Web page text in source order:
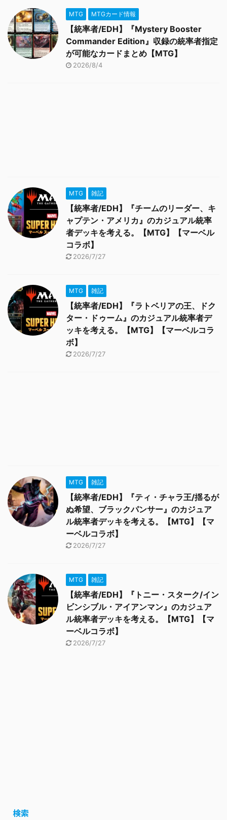
MTG MTGカード情報
【統率者/EDH】『Mystery Booster
Commander Edition』収録の統率者指定
が可能なカードまとめ【MTG】
2026/8/4
MTG 雑記
【統率者/EDH】『チームのリーダー、キ
ャプテン・アメリカ』のカジュアル統率
者デッキを考える。【MTG】【マーベル
コラボ】
2026/7/27
MTG 雑記
【統率者/EDH】『ラトベリアの王、ドク
ター・ドゥーム』のカジュアル統率者デ
ッキを考える。【MTG】【マーベルコラ
ボ】
2026/7/27
MTG 雑記
【統率者/EDH】『ティ・チャラ王/揺るが
ぬ希望、ブラックパンサー』のカジュア
ル統率者デッキを考える。【MTG】【マ
ーベルコラボ】
2026/7/27
MTG 雑記
【統率者/EDH】『トニー・スターク/イン
ビンシブル・アイアンマン』のカジュア
ル統率者デッキを考える。【MTG】【マ
ーベルコラボ】
2026/7/27
検索